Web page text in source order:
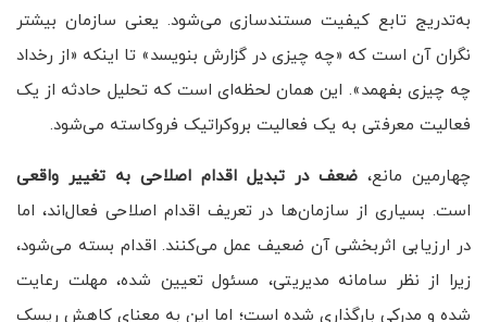
به‌تدریج تابع کیفیت مستندسازی می‌شود. یعنی سازمان بیشتر
نگران آن است که «چه چیزی در گزارش بنویسد» تا اینکه «از رخداد
چه چیزی بفهمد». این همان لحظه‌ای است که تحلیل حادثه از یک
فعالیت معرفتی به یک فعالیت بروکراتیک فروکاسته می‌شود.
چهارمین مانع، ضعف در تبدیل اقدام اصلاحی به تغییر واقعی
است. بسیاری از سازمان‌ها در تعریف اقدام اصلاحی فعال‌اند، اما
در ارزیابی اثربخشی آن ضعیف عمل می‌کنند. اقدام بسته می‌شود،
زیرا از نظر سامانه مدیریتی، مسئول تعیین شده، مهلت رعایت
شده و مدرکی بارگذاری شده است؛ اما این به معنای کاهش ریسک